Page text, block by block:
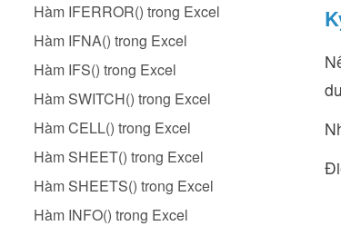
Hàm IFERROR() trong Excel
Hàm IFNA() trong Excel
Hàm IFS() trong Excel
Hàm SWITCH() trong Excel
Hàm CELL() trong Excel
Hàm SHEET() trong Excel
Hàm SHEETS() trong Excel
Hàm INFO() trong Excel